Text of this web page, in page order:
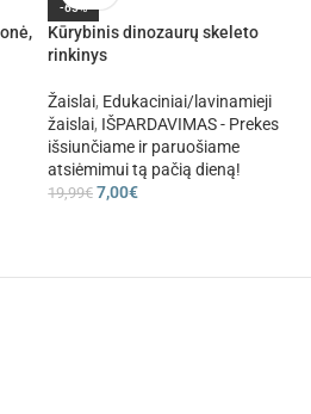
-65%
Kūrybinis dinozaurų skeleto
rinkinys
Žaislai, Edukaciniai/lavinamieji
žaislai, IŠPARDAVIMAS - Prekes
išsiunčiame ir paruošiame
atsiėmimui tą pačią dieną!
19,99€ 7,00€